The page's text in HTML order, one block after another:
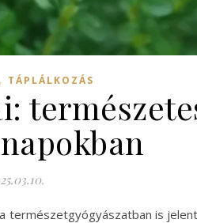
, TÁPLÁLKOZÁS
természetgyógyászatban is